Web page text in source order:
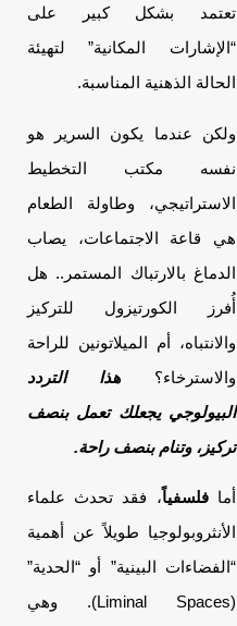
تعتمد بشكل كبير على
“الإشارات المكانية” لتهيئة
الحالة الذهنية المناسبة.
ولكن عندما يكون السرير هو
نفسه مكتب التخطيط
الاستراتيجي، وطاولة الطعام
هي قاعة الاجتماعات، يصاب
الدماغ بالارتباك المستمر.. هل
أُفرز الكورتيزول للتركيز
والانتباه، أم الميلاتونين للراحة
والاسترخاء؟ هذا التردد
البيولوجي يجعلك تعمل بنصف
تركيز، وتنام بنصف راحة.
أمافلسفياً، فقد تحدث علماء
الأنثروبولوجيا طويلاً عن أهمية
“الفضاءات البينية” أو “الحدية”
(Liminal Spaces). وهي